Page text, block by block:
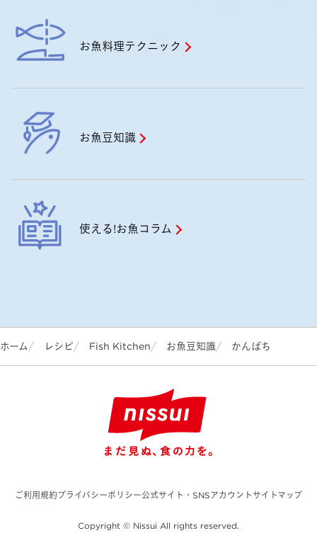
お魚料理テクニック
お魚豆知識
使える!お魚コラム
ホーム レシピ Fish Kitchen お魚豆知識 かんぱち
ご利用規約プライバシーポリシー公式サイト・SNSアカウント サイトマップ
Copyright © Nissui All rights reserved.